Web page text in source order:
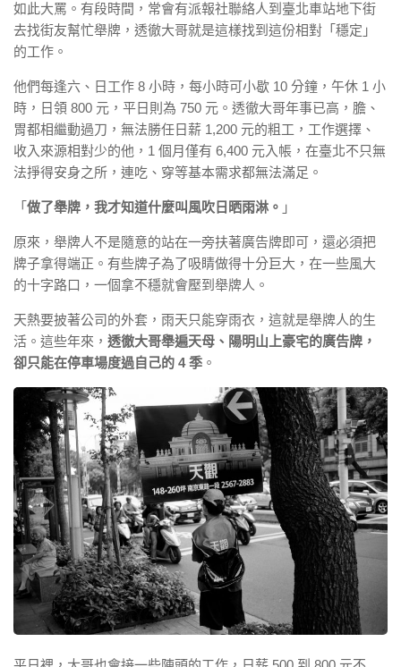
如此大罵。有段時間，常會有派報社聯絡人到臺北車站地下街
去找街友幫忙舉牌，透徹大哥就是這樣找到這份相對「穩定」
的工作。
他們每逢六、日工作 8 小時，每小時可小歇 10 分鐘，午休 1 小
時，日領 800 元，平日則為 750 元。透徹大哥年事已高，膽、
胃都相繼動過刀，無法勝任日薪 1,200 元的粗工，工作選擇、
收入來源相對少的他，1 個月僅有 6,400 元入帳，在臺北不只無
法掙得安身之所，連吃、穿等基本需求都無法滿足。
「 做了舉牌，我才知道什麼叫風吹日晒雨淋。 」
原來，舉牌人不是隨意的站在一旁扶著廣告牌即可，還必須把
牌子拿得端正。有些牌子為了吸睛做得十分巨大，在一些風大
的十字路口，一個拿不穩就會壓到舉牌人。
天熱要披著公司的外套，雨天只能穿雨衣，這就是舉牌人的生
活。這些年來， 透徹大哥舉遍天母、陽明山上豪宅的廣告牌，
卻只能在停車場度過自己的 4 季 。